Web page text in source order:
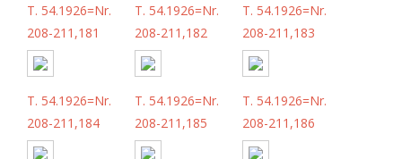
T. 54.1926=Nr.
208-211,181
T. 54.1926=Nr.
208-211,182
T. 54.1926=Nr.
208-211,183
T. 54.1926=Nr.
208-211,184
T. 54.1926=Nr.
208-211,185
T. 54.1926=Nr.
208-211,186